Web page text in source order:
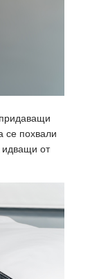
се похвали
от